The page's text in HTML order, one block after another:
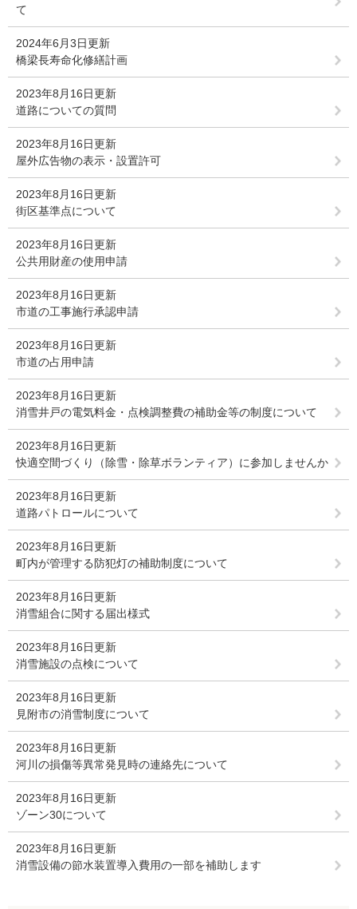
て
2024年6月3日更新
橋梁長寿命化修繕計画
2023年8月16日更新
道路についての質問
2023年8月16日更新
屋外広告物の表示・設置許可
2023年8月16日更新
街区基準点について
2023年8月16日更新
公共用財産の使用申請
2023年8月16日更新
市道の工事施行承認申請
2023年8月16日更新
市道の占用申請
2023年8月16日更新
消雪井戸の電気料金・点検調整費の補助金等の制度について
2023年8月16日更新
快適空間づくり（除雪・除草ボランティア）に参加しませんか
2023年8月16日更新
道路パトロールについて
2023年8月16日更新
町内が管理する防犯灯の補助制度について
2023年8月16日更新
消雪組合に関する届出様式
2023年8月16日更新
消雪施設の点検について
2023年8月16日更新
見附市の消雪制度について
2023年8月16日更新
河川の損傷等異常発見時の連絡先について
2023年8月16日更新
ゾーン30について
2023年8月16日更新
消雪設備の節水装置導入費用の一部を補助します